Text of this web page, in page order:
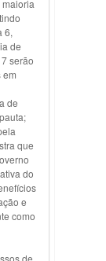
6,
de
serão
em
de
que
do
e
como
de